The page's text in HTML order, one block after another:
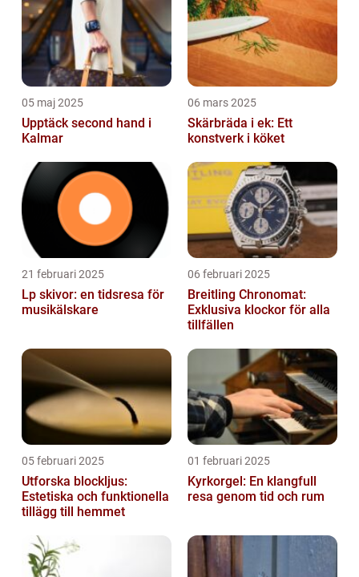
05 maj 2025
Upptäck second hand i
Kalmar
06 mars 2025
Skärbräda i ek: Ett
konstverk i köket
21 februari 2025
Lp skivor: en tidsresa för
musikälskare
06 februari 2025
Breitling Chronomat:
Exklusiva klockor för alla
tillfällen
05 februari 2025
Utforska blockljus:
Estetiska och funktionella
tillägg till hemmet
01 februari 2025
Kyrkorgel: En klangfull
resa genom tid och rum